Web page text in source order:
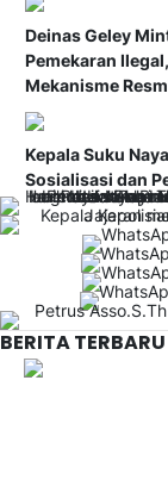
Deinas Geley
Pemekaran
Mekanisme
Kepala Suku
Sosialisasi dan
BERITA TERBARU